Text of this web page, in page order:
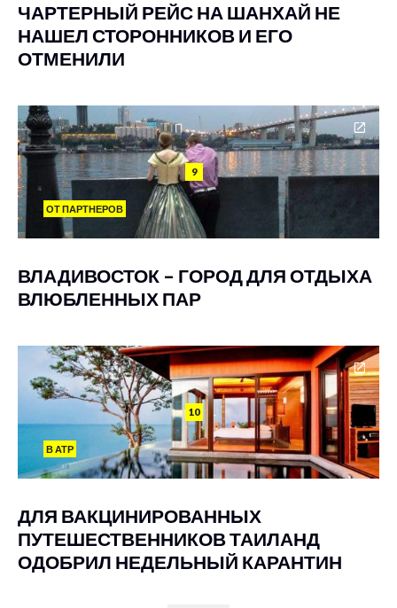
ЧАРТЕРНЫЙ РЕЙС НА ШАНХАЙ НЕ
НАШЕЛ СТОРОННИКОВ И ЕГО
ОТМЕНИЛИ
9
ОТ ПАРТНЕРОВ
ВЛАДИВОСТОК – ГОРОД ДЛЯ ОТДЫХА
ВЛЮБЛЕННЫХ ПАР
10
В АТР
ДЛЯ ВАКЦИНИРОВАННЫХ
ПУТЕШЕСТВЕННИКОВ ТАИЛАНД
ОДОБРИЛ НЕДЕЛЬНЫЙ КАРАНТИН